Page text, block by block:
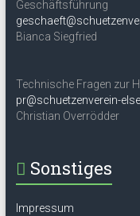
Geschäftsführung
Bianca Siegfried
Technische Fragen zur
pr@schuetzenverein-
Christian Overrödder
Sonstiges
Impressum